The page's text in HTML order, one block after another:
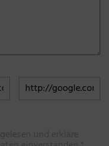
gelesen und erkläre